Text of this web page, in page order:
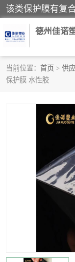
德州佳诺
当前位置： 首页 > 供
保护膜 水性胶